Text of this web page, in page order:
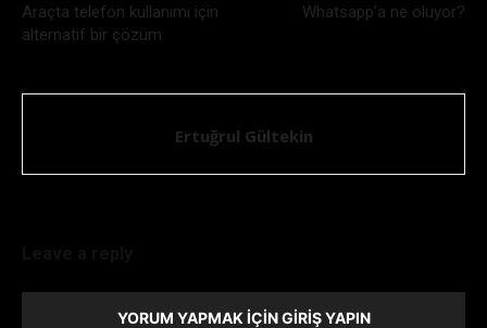
Araçta telefon kullanımı için
alternatif bir çözüm
Whatsapp’a ne oluyor?
Ertuğrul Gültekin
YORUM YAPMAK İÇIN GIRIŞ YAPIN